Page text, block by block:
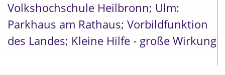
Volkshochschule Heilbronn; Ulm:
Parkhaus am Rathaus; Vorbildfunktion
des Landes; Kleine Hilfe - große Wirkung